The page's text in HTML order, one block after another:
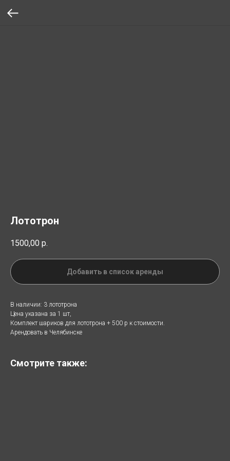
Лототрон
1500,00 р.
Добавить в список аренды
В наличии: 3 лототрона
Цена указана за 1 шт,
Комплект шариков для лототрона + 500 р к стоимости.
Арендовать в Челябинске
Смотрите также: